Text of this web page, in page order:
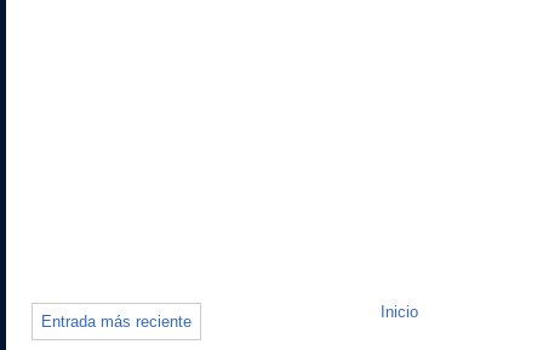
Entrada más reciente
Inicio